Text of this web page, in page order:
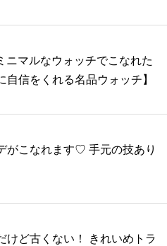
ニマルなウォッチでこなれた
自信をくれる名品ウォッチ】
がこなれます♡ 手元の技あり
けど古くない！ きれいめトラ